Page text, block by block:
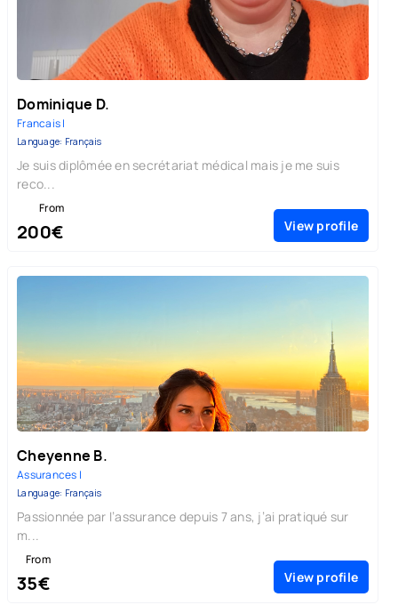
Dominique D.
Francais |
Language: Français
Je suis diplômée en secrétariat médical mais je me suis
reco...
From
200€ View profile
Cheyenne B.
Assurances |
Language: Français
Passionnée par l’assurance depuis 7 ans, j’ai pratiqué sur
m...
From
35€ View profile